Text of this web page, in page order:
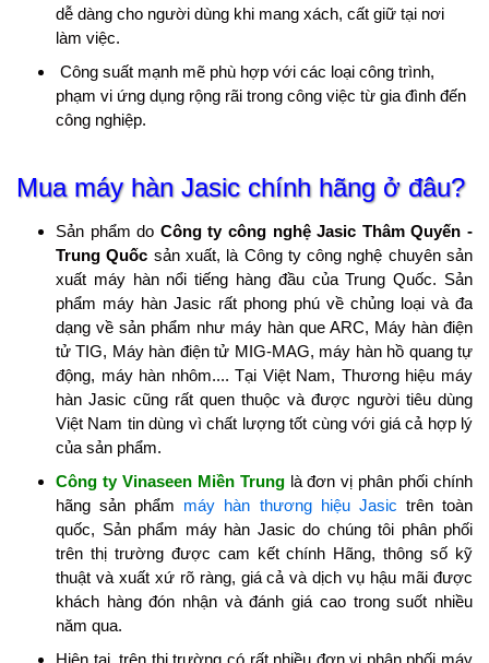
dễ dàng cho người dùng khi mang xách, cất giữ tại nơi
làm việc.
Công suất mạnh mẽ phù hợp với các loại công trình,
phạm vi ứng dụng rộng rãi trong công việc từ gia đình đến
công nghiệp.
Mua máy hàn Jasic chính hãng ở đâu?
Sản phẩm do Công ty công nghệ Jasic Thâm Quyến -
Trung Quốc sản xuất, là Công ty công nghệ chuyên sản
xuất máy hàn nổi tiếng hàng đầu của Trung Quốc. Sản
phẩm máy hàn Jasic rất phong phú về chủng loại và đa
dạng về sản phẩm như máy hàn que ARC, Máy hàn điện
tử TIG, Máy hàn điện tử MIG-MAG, máy hàn hồ quang tự
động, máy hàn nhôm.... Tại Việt Nam, Thương hiệu máy
hàn Jasic cũng rất quen thuộc và được người tiêu dùng
Việt Nam tin dùng vì chất lượng tốt cùng với giá cả hợp lý
của sản phẩm.
Công ty Vinaseen Miền Trunglà đơn vị phân phối chính
hãng sản phẩm máy hàn thương hiệu Jasic trên toàn
quốc, Sản phẩm máy hàn Jasic do chúng tôi phân phối
trên thị trường được cam kết chính Hãng, thông số kỹ
thuật và xuất xứ rõ ràng, giá cả và dịch vụ hậu mãi được
khách hàng đón nhận và đánh giá cao trong suốt nhiều
năm qua.
Hiện tại, trên thị trường có rất nhiều đơn vị phân phối máy